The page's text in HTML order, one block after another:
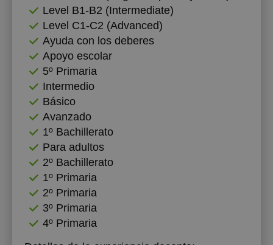
Level B1-B2 (Intermediate)
Level C1-C2 (Advanced)
Ayuda con los deberes
Apoyo escolar
5º Primaria
Intermedio
Básico
Avanzado
1º Bachillerato
Para adultos
2º Bachillerato
1º Primaria
2º Primaria
3º Primaria
4º Primaria
17:30
18:00
18:30
20:00
20:30
21:00
17:30
18:00